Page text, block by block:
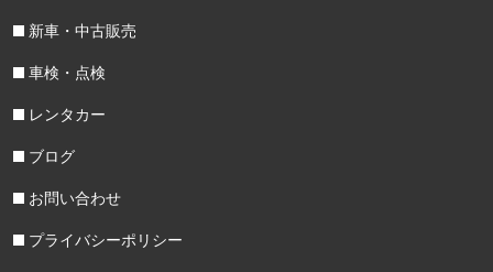
新車・中古販売
車検・点検
レンタカー
ブログ
お問い合わせ
プライバシーポリシー